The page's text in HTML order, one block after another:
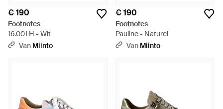
€ 190
Footnotes
16.001 H - Wit
Van Miinto
€ 190
Footnotes
Pauline - Naturel
Van Miinto